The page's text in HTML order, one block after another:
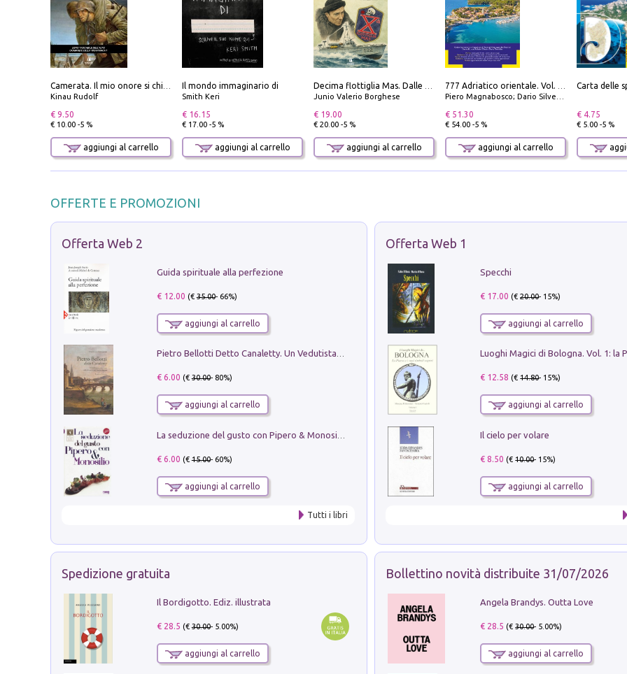
Camerata. Il mio onore si chiama fedeltà
Kinau Rudolf
€ 9.50
€ 10.00 -5 %
aggiungi al carrello
Il mondo immaginario di
Smith Keri
€ 16.15
€ 17.00 -5 %
aggiungi al carrello
Decima flottiglia Mas. Dalle origini all'armistizio
Junio Valerio Borghese
€ 19.00
€ 20.00 -5 %
aggiungi al carrello
777 Adriatico orientale. Vol. 1: Istria, Costa della Dalmazia da Smrika a Zara, Isole del Quarnaro, Pag, Arcipelaghi di Zara, Sibenico e Incoronate
Piero Magnabosco; Dario Silvestro; Marco Sbrizzi
€ 51.30
€ 54.00 -5 %
aggiungi al carrello
€ 4.75
€ 5.00 -5 %
OFFERTE E PROMOZIONI
Offerta Web 2
Guida spirituale alla perfezione
€ 12.00 (€35.00- 66%)
aggiungi al carrello
Pietro Bellotti Detto Canaletty. Un Vedutista Veneziano nella Francia dell'Ancien Régime
€ 6.00 (€30.00- 80%)
aggiungi al carrello
€ 6.00 (€15.00- 60%)
aggiungi al carrello
Tutti i libri
Offerta Web 1
Specchi
€ 17.00 (€20.00- 15%)
aggiungi al carrello
€ 12.58 (€14.80- 15%)
aggiungi al carrello
Il cielo per volare
€ 8.50 (€10.00- 15%)
aggiungi al carrello
Spedizione gratuita
Il Bordigotto. Ediz. illustrata
€ 28.5 (€30.00- 5.00%)
aggiungi al carrello
Bollettino novità distribuite 31/07/2026
Angela Brandys. Outta Love
€ 28.5 (€30.00- 5.00%)
aggiungi al carrello